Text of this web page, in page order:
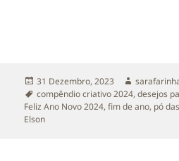
Publicado
a
31 Dezembro, 2023 Autor
Etiquetas
compêndio criativo 2024,desejos
Feliz Ano Novo 2024,fim de ano, pó
Elson